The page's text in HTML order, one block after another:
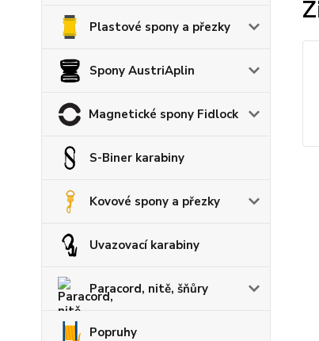
Plastové spony a přezky
Spony AustriAplin
Magnetické spony Fidlock
S-Biner karabiny
Kovové spony a přezky
Uvazovací karabiny
Paracord, nitě, šňůry
Popruhy